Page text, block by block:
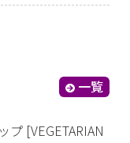
一覧
[VEGETARIAN